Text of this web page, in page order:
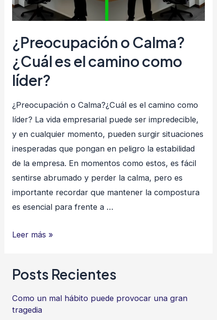
¿Preocupación o Calma?
¿Cuál es el camino como
líder?
¿Preocupación o Calma?¿Cuál es el camino como
líder? La vida empresarial puede ser impredecible,
y en cualquier momento, pueden surgir situaciones
inesperadas que pongan en peligro la estabilidad
de la empresa. En momentos como estos, es fácil
sentirse abrumado y perder la calma, pero es
importante recordar que mantener la compostura
es esencial para frente a …
¿Preocupación
¿Cuál
el
Leer más »
Posts Recientes
Como un mal hábito puede provocar una gran
tragedia